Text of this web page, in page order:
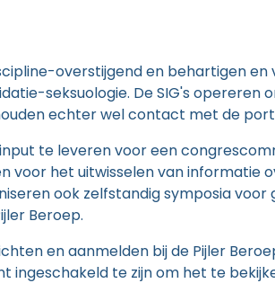
overstijgend en behartigen
seksuologie. De SIG's opereren
echter wel contact met de
te leveren voor een
voor het uitwisselen van informatie
ook zelfstandig symposia
Beroep.
en aanmelden bij de Pijler
ingeschakeld te zijn om het te